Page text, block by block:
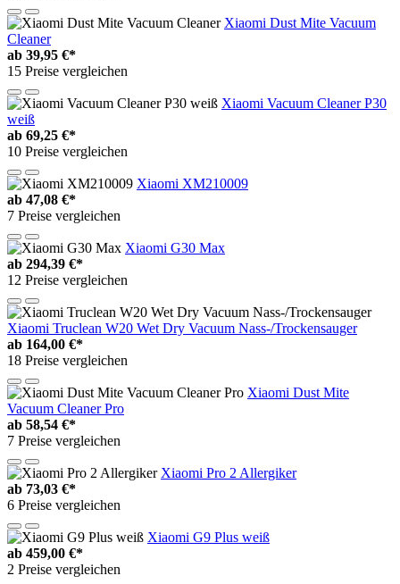
Xiaomi Dust Mite Vacuum
Cleaner
ab 39,95 €*
15 Preise vergleichen
Xiaomi Vacuum Cleaner P30
weiß
ab 69,25 €*
10 Preise vergleichen
Xiaomi XM210009
ab 47,08 €*
7 Preise vergleichen
Xiaomi G30 Max
ab 294,39 €*
12 Preise vergleichen
Xiaomi Truclean W20 Wet Dry Vacuum Nass-/Trockensauger
ab 164,00 €*
18 Preise vergleichen
Xiaomi Dust Mite
Vacuum Cleaner Pro
ab 58,54 €*
7 Preise vergleichen
Xiaomi Pro 2 Allergiker
ab 73,03 €*
6 Preise vergleichen
Xiaomi G9 Plus weiß
ab 459,00 €*
2 Preise vergleichen